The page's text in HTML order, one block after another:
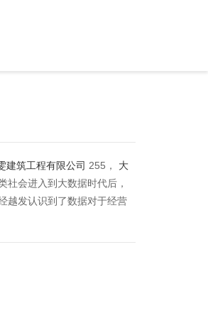
建筑工程有限公司 255， 大
会进入到大数据时代后，
越发认识到了数据对于经营